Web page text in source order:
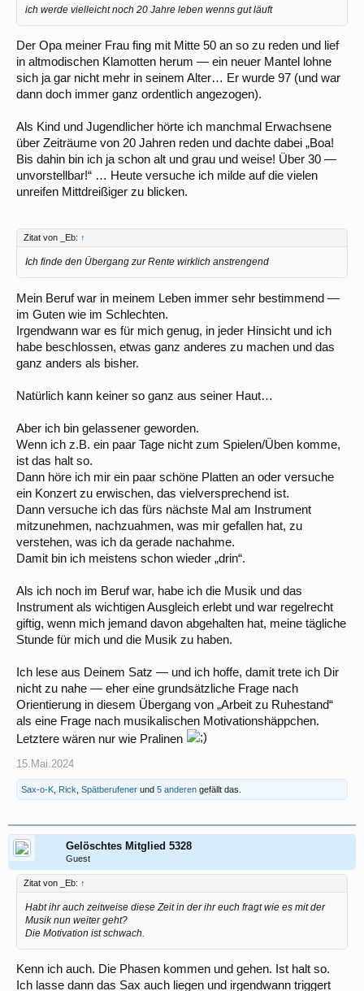
ich werde vielleicht noch 20 Jahre leben wenns gut läuft
Der Opa meiner Frau fing mit Mitte 50 an so zu reden und lief
in altmodischen Klamotten herum — ein neuer Mantel lohne
sich ja gar nicht mehr in seinem Alter… Er wurde 97 (und war
dann doch immer ganz ordentlich angezogen).
Als Kind und Jugendlicher hörte ich manchmal Erwachsene
über Zeiträume von 20 Jahren reden und dachte dabei „Boa!
Bis dahin bin ich ja schon alt und grau und weise! Über 30 —
unvorstellbar!“ … Heute versuche ich milde auf die vielen
unreifen Mittdreißiger zu blicken.
Zitat von _Eb: ↑
Ich finde den Übergang zur Rente wirklich anstrengend
Mein Beruf war in meinem Leben immer sehr bestimmend —
im Guten wie im Schlechten.
Irgendwann war es für mich genug, in jeder Hinsicht und ich
habe beschlossen, etwas ganz anderes zu machen und das
ganz anders als bisher.
Natürlich kann keiner so ganz aus seiner Haut…
Aber ich bin gelassener geworden.
Wenn ich z.B. ein paar Tage nicht zum Spielen/Üben komme,
ist das halt so.
Dann höre ich mir ein paar schöne Platten an oder versuche
ein Konzert zu erwischen, das vielversprechend ist.
Dann versuche ich das fürs nächste Mal am Instrument
mitzunehmen, nachzuahmen, was mir gefallen hat, zu
verstehen, was ich da gerade nachahme.
Damit bin ich meistens schon wieder „drin“.
Als ich noch im Beruf war, habe ich die Musik und das
Instrument als wichtigen Ausgleich erlebt und war regelrecht
giftig, wenn mich jemand davon abgehalten hat, meine tägliche
Stunde für mich und die Musik zu haben.
Ich lese aus Deinem Satz — und ich hoffe, damit trete ich Dir
nicht zu nahe — eher eine grundsätzliche Frage nach
Orientierung in diesem Übergang von „Arbeit zu Ruhestand“
als eine Frage nach musikalischen Motivationshäppchen.
Letztere wären nur wie Pralinen
15.Mai.2024
Sax-o-K Rick Spätberufener und 5 anderen gefällt das.
Gelöschtes Mitglied 5328
Guest
Zitat von _Eb: ↑
Habt ihr auch zeitweise diese Zeit in der ihr euch fragt wie es mit der
Musik nun weiter geht?
Die Motivation ist schwach.
Kenn ich auch. Die Phasen kommen und gehen. Ist halt so.
Ich lasse dann das Sax auch liegen und irgendwann triggert